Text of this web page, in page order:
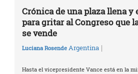
Crónica de una plaza llena y
para gritar al Congreso que
se vende
Luciana Rosende Argentina |
Hasta el vicepresidente Vance está en la